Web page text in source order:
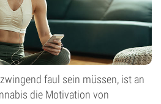
faul sein müssen, ist an
die Motivation von